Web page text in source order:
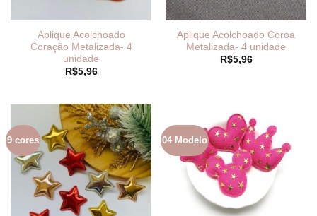
Aplique Acolchoado
Coração Metalizada- 4
unidade
R$5,96
Aplique Acolchoado Coroa
Metalizada- 4 unidade
R$5,96
9 cores 04 Modelo